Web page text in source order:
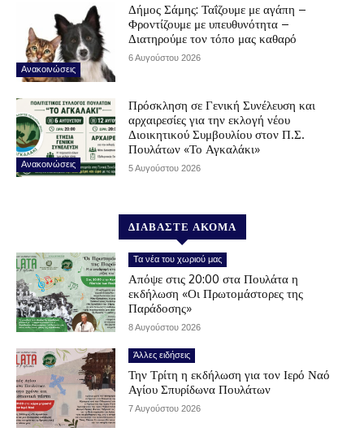
Ανακοινώσεις
Δήμος Σάμης: Ταΐζουμε με αγάπη –
Φροντίζουμε με υπευθυνότητα –
Διατηρούμε τον τόπο μας καθαρό
6 Αυγούστου 2026
Ανακοινώσεις
Πρόσκληση σε Γενική Συνέλευση και
αρχαιρεσίες για την εκλογή νέου
Διοικητικού Συμβουλίου στον Π.Σ.
Πουλάτων «Το Αγκαλάκι»
5 Αυγούστου 2026
ΔΙΑΒΑΣΤΕ ΑΚΟΜΑ
Τα νέα του χωριού μας
Απόψε στις 20:00 στα Πουλάτα η
εκδήλωση «Οι Πρωτομάστορες της
Παράδοσης»
8 Αυγούστου 2026
Άλλες ειδήσεις
Την Τρίτη η εκδήλωση για τον Ιερό Ναό
Αγίου Σπυρίδωνα Πουλάτων
7 Αυγούστου 2026